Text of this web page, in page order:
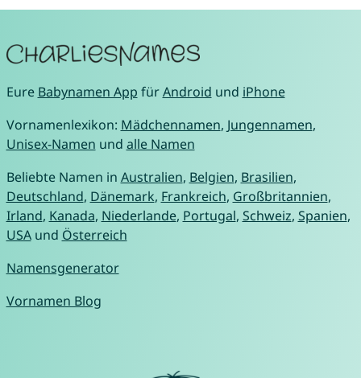
Eure Babynamen App fürAndroid und iPhone
Vornamenlexikon: Mädchennamen, Jungennamen,
Unisex-Namen und alle Namen
Beliebte Namen in Australien, Belgien, Brasilien,
Deutschland, Dänemark, Frankreich, Großbritannien,
Irland, Kanada, Niederlande, Portugal, Schweiz, Spanien,
USAund Österreich
Namensgenerator
Vornamen Blog